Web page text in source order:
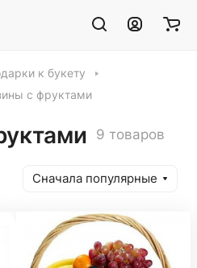
к букету
с фруктами
9 товаров
Сначала популярные